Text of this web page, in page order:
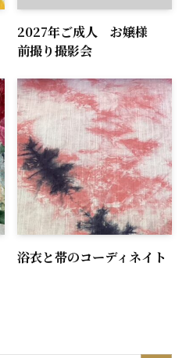
2027年ご成人 お嬢様
前撮り撮影会
浴衣と帯のコーディネイト